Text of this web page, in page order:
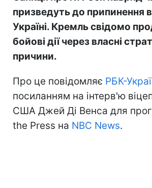
призведуть до припинення
Україні. Кремль свідомо
бойові дії через власні
причини.
Про це повідомляє РБК-
посиланням на інтерв'ю
США Джей Ді Венса для
the Press на NBC News.